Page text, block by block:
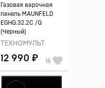
Газовая варочная
панель MAUNFELD
EGHG.32.2C /G
(Черный)
ТЕХНОМУЛЬТ
12 990 ₽ 16